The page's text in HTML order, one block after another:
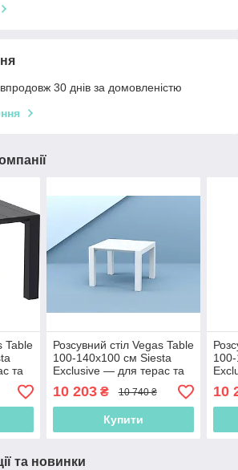
30 днів за домовленістю
Table
та
Розсувний стіл Vegas Table
100-140х100 см Siesta
Exclusive — для терас та
HoReCa Білий
10 203₴ 10 740 ₴
Купити
10
та новинки